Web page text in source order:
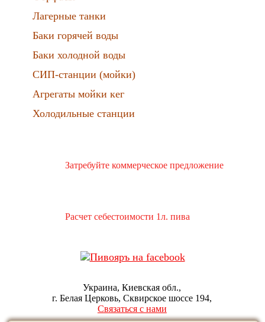
Лагерные танки
Баки горячей воды
Баки холодной воды
СИП-станции (мойки)
Агрегаты мойки кег
Холодильные станции
Затребуйте коммерческое предложение
Расчет себестоимости 1л. пива
Украина, Киевская обл.
г. Белая Церковь Сквирское шоссе 194
Связаться с нами